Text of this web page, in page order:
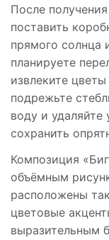
После
поставить
прямого солнца
планируете
извлеките
подрежьте
воду и
сохранить
Композиция
объёмным
расположены
цветовые
выразительным